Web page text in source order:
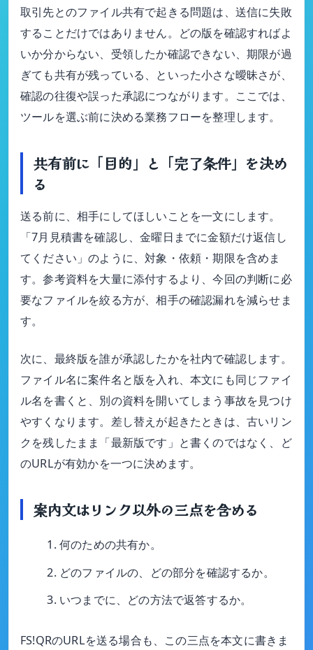
取引先とのファイル共有で起きる問題は、送信に失敗
することだけではありません。どの版を確認すればよ
いか分からない、受領したか確認できない、期限が過
ぎても共有が残っている、といった小さな曖昧さが、
確認の往復や誤った承認につながります。ここでは、
ツールを選ぶ前に決める業務フローを整理します。
共有前に「目的」と「完了条件」を決め
る
送る前に、相手にしてほしいことを一文にします。
「7月見積書を確認し、金曜日までに金額だけ返信し
てください」のように、対象・依頼・期限を含めま
す。参考資料を大量に添付するより、今回の判断に必
要なファイルを絞る方が、相手の確認漏れを減らせま
す。
次に、最終版を誰が承認したかを社内で確認します。
ファイル名に案件名と版を入れ、本文にも同じファイ
ル名を書くと、別の資料を開いてしまう事故を見つけ
やすくなります。差し替えが起きたときは、古いリン
クを残したまま「最新版です」と書くのではなく、ど
のURLが有効かを一つに決めます。
案内文はリンク以外の三点を含める
何のための共有か。
どのファイルの、どの部分を確認するか。
いつまでに、どの方法で返答するか。
FS!QRのURLを送る場合も、この三点を本文に書きま